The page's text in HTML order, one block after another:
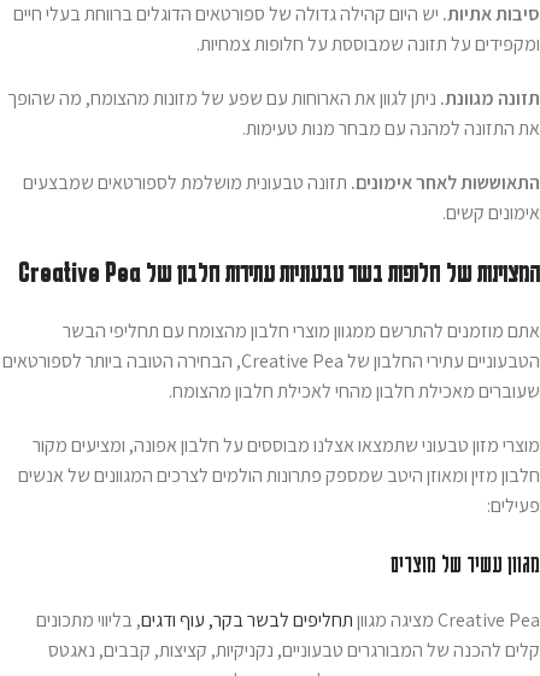
סיבות אתיות. יש היום קהילה גדולה של ספורטאים הדוגלים ברווחת בעלי חיים
ומקפידים על תזונה שמבוססת על חלופות צמחיות.
תזונה מגוונת. ניתן לגוון את הארוחות עם שפע של מזונות מהצומח, מה שהופך
את התזונה למהנה עם מבחר מנות טעימות.
התאוששות לאחר אימונים. תזונה טבעונית מושלמת לספורטאים שמבצעים
אימונים קשים.
המצוינות של חלופות בשר טבעוניות עתירות חלבון של Creative Pea
אתם מוזמנים להתרשם ממגוון מוצרי חלבון מהצומח עם תחליפי הבשר
הטבעוניים עתירי החלבון של Creative Pea, הבחירה הטובה ביותר לספורטאים
שעוברים מאכילת חלבון מהחי לאכילת חלבון מהצומח.
מוצרי מזון טבעוני שתמצאו אצלנו מבוססים על חלבון אפונה, ומציעים מקור
חלבון מזין ומאוזן היטב שמספק פתרונות הולמים לצרכים המגוונים של אנשים
פעילים:
מגוון עשיר של מוצרים
Creative Pea מציגה מגוון תחליפים לבשר בקר, עוף ודגים, בליווי מתכונים
קלים להכנה של המבורגרים טבעוניים, נקניקיות, קציצות, קבבים, נאגטס